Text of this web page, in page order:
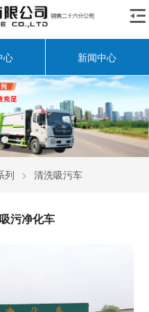

心 新闻中心
列 > 清洗吸污车
污净化车